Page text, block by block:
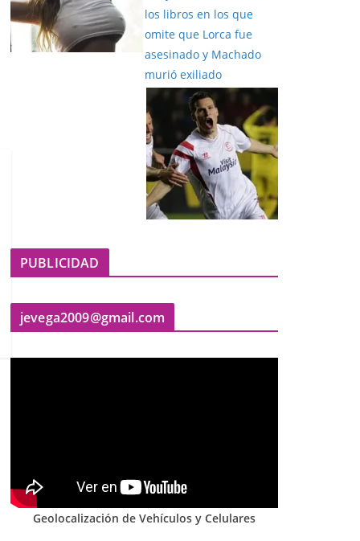
PUBLICIDAD
jevega2009@gmail.com
Geolocalización de Vehículos y Celulares